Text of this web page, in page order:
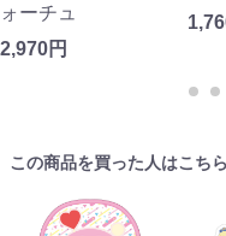
ォーチュ
2,970円
この商品を買った人はこち